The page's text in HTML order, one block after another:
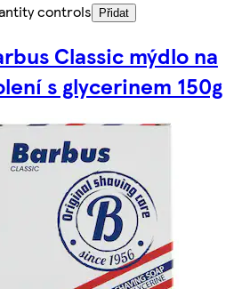
controls
Přidat
Classic mýdlo na
s glycerinem 150g